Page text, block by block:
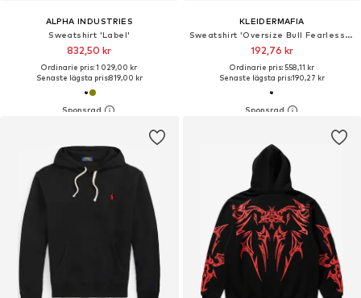
ALPHA INDUSTRIES
Sweatshirt 'Label'
832,50 kr
Ordinarie pris: 1 029,00 kr
Senaste lägsta pris:819,00 kr
KLEIDERMAFIA
Sweatshirt 'Oversize Bull Fearless Hoodie - Black and Blue'
192,76 kr
Ordinarie pris: 558,11 kr
Senaste lägsta pris:190,27 kr